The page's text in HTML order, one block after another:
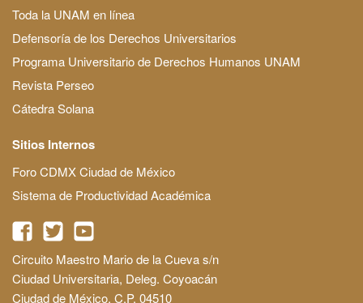
Toda la UNAM en línea
Defensoría de los Derechos Universitarios
Programa Universitario de Derechos Humanos UNAM
Revista Perseo
Cátedra Solana
Sitios Internos
Foro CDMX Ciudad de México
Sistema de Productividad Académica
Circuito Maestro Mario de la Cueva s/n
Ciudad Universitaria, Deleg. Coyoacán
Ciudad de México, C.P. 04510